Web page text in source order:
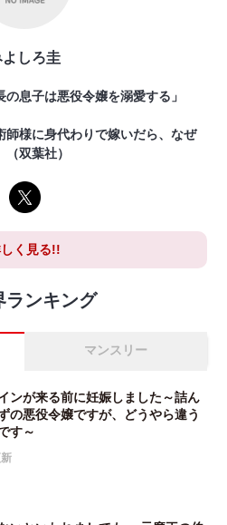
よしろ圭
息子は悪役令嬢を溺愛する」
師様に身代わりで嫁いだら、なぜ
双葉社）
く見る!!
ランキング
マンスリー
ンが来る前に妊娠しました～詰ん
の悪役令嬢ですが、どうやら違う
す～